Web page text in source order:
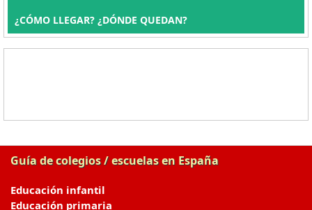
¿CÓMO LLEGAR? ¿DÓNDE QUEDAN?
Guía de colegios / escuelas en España
Educación infantil
Educación primaria